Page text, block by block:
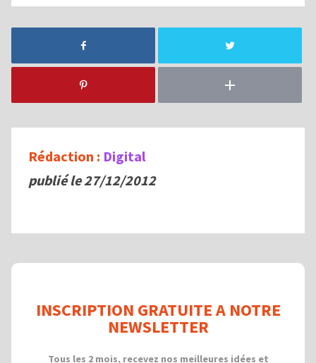
Rédaction : Digital
publié le 27/12/2012
INSCRIPTION GRATUITE A NOTRE
NEWSLETTER
Tous les 2 mois, recevez nos meilleures idées et